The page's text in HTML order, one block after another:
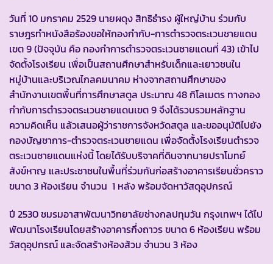
วันที่ 10 มกราคม 2529 นายผดุง สิทธิธำรง ผู้ใหญ่บ้าน ร่วมกับ
ราษฎรทำหนังสือร้องขอให้กองกำกับ-การตำรวจตระเวนชายแดน
เขต 9 (ปัจจุบัน คือ กองกำการตำรวจตระเวนชายแดนที่ 43) เข้าไป
จัดตั้งโรงเรียน เพื่อเป็นสถานศึกษาสำหรับเด็กและเยาวชนใน
หมู่บ้านและบริเวณไกลคมนาคม ห่างจากสถานศึกษาของ
สำนักงานเขตพื้นที่การศึกษาสตูล ประมาณ 48 กิโลเมตร ทางกอง
กำกับการตำรวจตระเวนชายแดนเขต 9 จึงได้รวบรวมหลักฐาน
ความคิดเห็น แล้วเสนอผู้ว่าราชการจังหวัดสตูล และขออนุมัติไปยัง
กองบัญชาการ-ตำรวจตระเวนชายแดน เพื่อจัดตั้งโรงเรียนตำรวจ
ตระเวนชายแดนแห่งนี้ โดยได้รับบริจาคที่ดินจากนายปราโมทย์
สังข์หาญ และประชาชนในพื้นที่ร่วมกันก่อสร้างอาคารเรียนชั่วคราว
ขนาด 3 ห้องเรียน จำนวน 1 หลัง พร้อมจัดหาวัสดุอุปกรณ์
ปี 2530 ชมรมอาสาพัฒนาวิทยาลัยช่างกลปทุมวัน กรุงเทพฯ ได้ไป
พัฒนาโรงเรียนโดยสร้างอาคารกึ่งถาวร ขนาด 6 ห้องเรียน พร้อม
วัสดุอุปกรณ์ และจัดสร้างห้องส้วม จำนวน 3 ห้อง